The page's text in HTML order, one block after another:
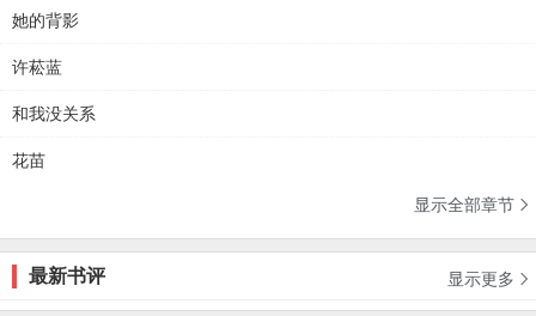
她的背影
许菘蓝
和我没关系
花苗
显示全部章节
最新书评 显示更多 